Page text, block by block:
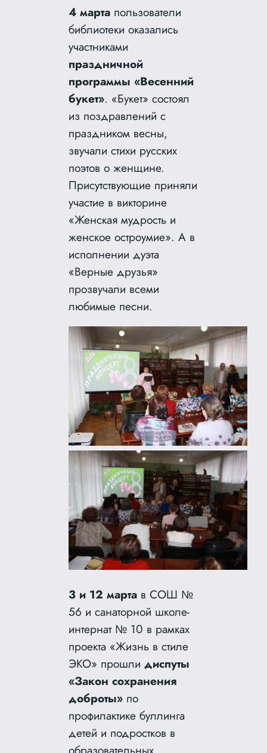
4 марта пользователи
библиотеки оказались
участниками
праздничной
программы «Весенний
букет». «Букет» состоял
из поздравлений с
праздником весны,
звучали стихи русских
поэтов о женщине.
Присутствующие приняли
участие в викторине
«Женская мудрость и
женское остроумие». А в
исполнении дуэта
«Верные друзья»
прозвучали всеми
любимые песни.
3 и 12 марта в СОШ №
56 и санаторной школе-
интернат № 10 в рамках
проекта «Жизнь в стиле
ЭКО» прошлидиспуты
«Закон сохранения
доброты» по
профилактике буллинга
детей и подростков в